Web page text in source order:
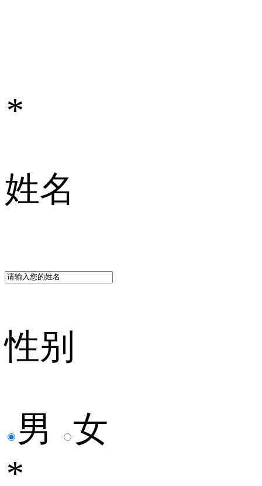
*
姓名
性别
男
女
*